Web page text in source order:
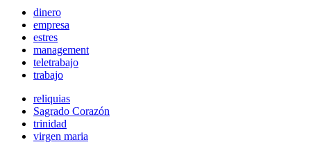
dinero
empresa
estres
management
teletrabajo
trabajo
reliquias
Sagrado Corazón
trinidad
virgen maria